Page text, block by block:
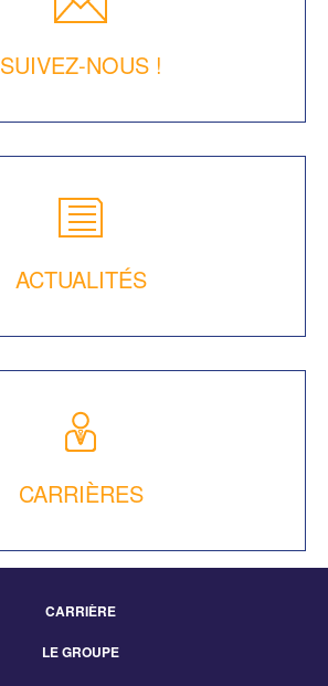
SUIVEZ-NOUS !
ACTUALITÉS
CARRIÈRES
CARRIÈRE
LE GROUPE